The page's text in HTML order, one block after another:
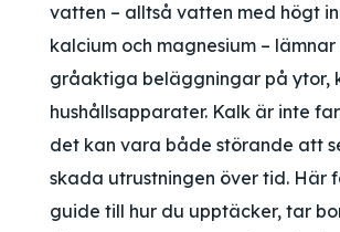
vatten – alltså vatten med högt
kalcium och magnesium –
gråaktiga beläggningar på ytor,
hushållsapparater. Kalk är inte
det kan vara både störande att
skada utrustningen över tid. Här
guide till hur du upptäcker, tar